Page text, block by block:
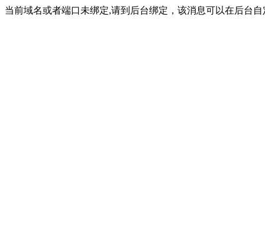
当前域名或者端口未绑定,请到后台绑定，该消息可以在后台自